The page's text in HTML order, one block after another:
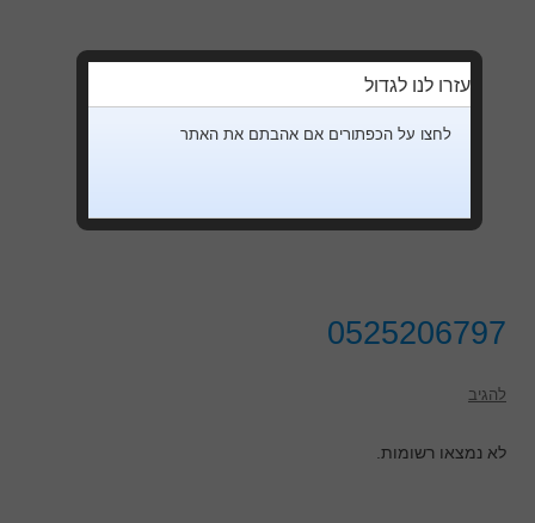
0525206797
להגיב
לא נמצאו רשומות.
עזרו לנו לגדול
לחצו על הכפתורים אם אהבתם את האתר